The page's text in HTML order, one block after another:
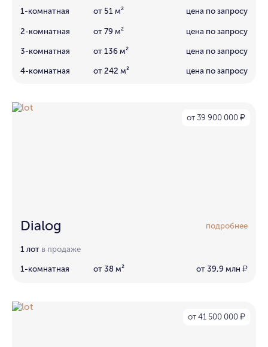
1-комнатная от 51 м² цена по запросу
2-комнатная от 79 м² цена по запросу
3-комнатная от 136 м² цена по запросу
4-комнатная от 242 м² цена по запросу
от 39 900 000 ₽
Dialog подробнее
1 лот в продаже
1-комнатная от 38 м² от 39,9 млн ₽
от 41 500 000 ₽